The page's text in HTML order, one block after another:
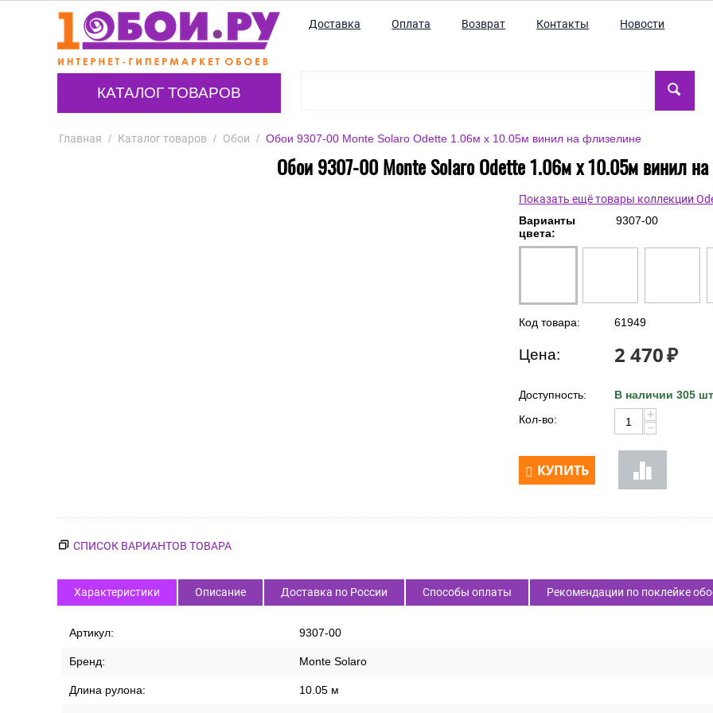
КАТАЛОГ ТОВАРОВ
Доставка Оплата Возврат Контакты Новости
Главная / Каталог товаров / Обои / Обои 9307-00 Monte Solaro Odette 1.06м x 10.05м винил на флизелине
Обои 9307-00 Monte Solaro Odette 1.06м x 10.05м винил
Показать ещё товары коллекции
Варианты
цвета:
9307-00
Код товара: 61949
Цена: 2 470₽
Доступность:
В наличии 305
Кол-во:
+
−
КУПИТЬ
СПИСОК ВАРИАНТОВ ТОВАРА
Характеристики Описание Доставка по России Способы оплаты Рекомендации по поклейке
Артикул: 9307-00
Бренд: Monte Solaro
Длина рулона: 10.05 м